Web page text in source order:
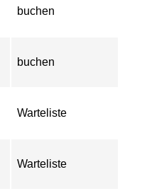
buchen
buchen
Warteliste
Warteliste